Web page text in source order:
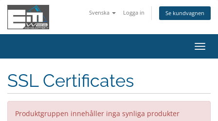
Svenska Logga in Se kundvagnen
Växla
SSL Certificates
Produktgruppen innehåller inga synliga produkter